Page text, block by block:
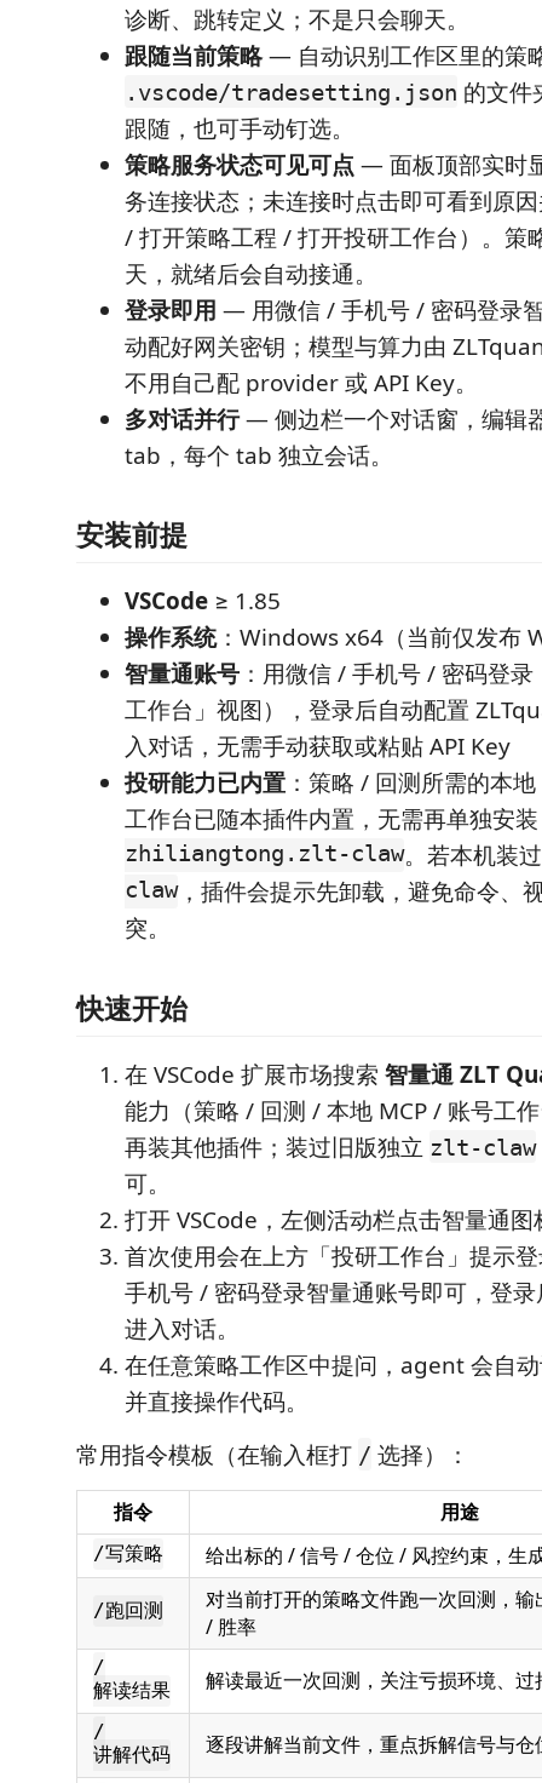
诊断、跳转定义；不是只会聊天。
跟随当前策略— 自动识别工作区里的策
.vscode/tradesetting.json 的文件
跟随，也可手动钉选。
策略服务状态可见可点 — 面板顶部实时
务连接状态；未连接时点击即可看到原
/ 打开策略工程 / 打开投研工作台）。策
天，就绪后会自动接通。
登录即用 — 用微信 / 手机号 / 密码登录
动配好网关密钥；模型与算力由
不用自己配 provider 或 API Key。
多对话并行— 侧边栏一个对话窗，编辑
tab，每个 tab 独立会话。
安装前提
VSCode ≥ 1.85
操作系统：Windows x64（当前仅发布
智量通账号 ：用微信 / 手机号 / 密码登
工作台」视图），登录后自动配置
入对话，无需手动获取或粘贴 API Key
投研能力已内置 ：策略 / 回测所需的本
工作台已随本插件内置，无需再单独安
zhiliangtong.zlt-claw。若本机装
claw，插件会提示先卸载，避免命令、
突。
快速开始
在 VSCode 扩展市场搜索 智量通 ZLT
能力（策略 / 回测 / 本地 MCP / 账号工
再装其他插件；装过旧版独立 zlt-claw
可。
打开 VSCode，左侧活动栏点击智量通
首次使用会在上方「投研工作台」提示
手机号 / 密码登录智量通账号即可，登
进入对话。
在任意策略工作区中提问，agent 会自
并直接操作代码。
常用指令模板（在输入框打 / 选择）：
指令 用途
/写策略 给出标的 / 信号 / 仓位 / 风控约束，生
/跑回测
对当前打开的策略文件跑一次回测，
/ 胜率
/
解读结果
解读最近一次回测，关注亏损环境、
/
讲解代码
逐段讲解当前文件，重点拆解信号与仓